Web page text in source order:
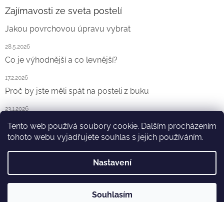
Tento web používá soubory cookie. Dalším procházením
tohoto webu vyjadřujete souhlas s jejich používáním.
Nastavení
Souhlasím
Zajímavosti ze sveta postelí
Jakou povrchovou úpravu vybrat
28.5.2026
Co je výhodnější a co levnější?
17.2.2026
Proč by jste měli spát na posteli z buku
23.1.2026
ARCHIV
Vytvořil Shoptet
Ekointerier s.r.o.. Všechna práva vyhrazena.